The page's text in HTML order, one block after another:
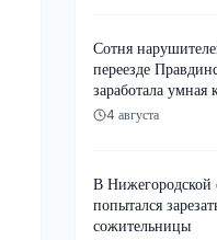
Сотня
переезде
заработала умная
4 августа
В Нижегородской
попытался
сожительницы